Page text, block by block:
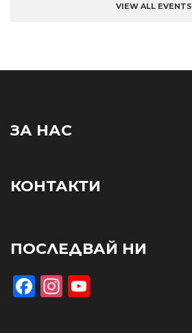
VIEW ALL EVENTS
ЗА НАС
КОНТАКТИ
ПОСЛЕДВАЙ НИ
Facebook
Instagram